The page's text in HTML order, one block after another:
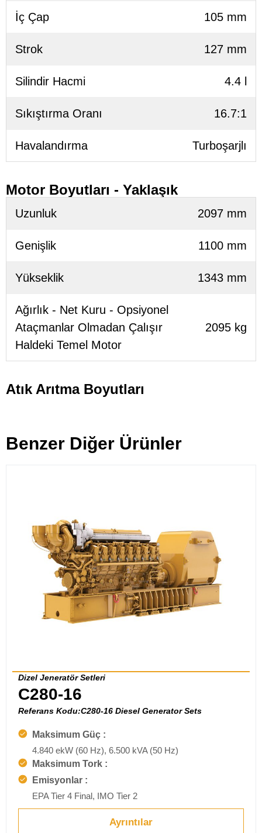
İç Çap 105 mm
Strok 127 mm
Silindir Hacmi 4.4 l
Sıkıştırma Oranı 16.7:1
Havalandırma Turboşarjlı
Motor Boyutları - Yaklaşık
Uzunluk 2097 mm
Genişlik 1100 mm
Yükseklik 1343 mm
Ağırlık - Net Kuru - Opsiyonel
Ataçmanlar Olmadan Çalışır
Haldeki Temel Motor
2095 kg
Atık Arıtma Boyutları
Benzer Diğer Ürünler
Dizel Jeneratör Setleri
C280-16
Referans Kodu:C280-16 Diesel Generator Sets
Maksimum Güç :
4.840 ekW (60 Hz), 6.500 kVA (50 Hz)
Maksimum Tork :
Emisyonlar :
EPA Tier 4 Final, IMO Tier 2
Ayrıntılar